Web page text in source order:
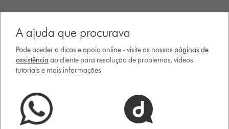
A ajuda que procurava
Pode aceder a dicas e apoio online - visite as nossas páginas de
assistência ao cliente para resolução de problemas, vídeos
tutoriais e mais informações